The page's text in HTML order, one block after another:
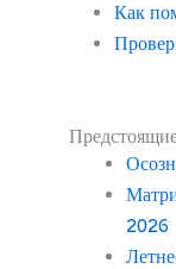
Как
2026